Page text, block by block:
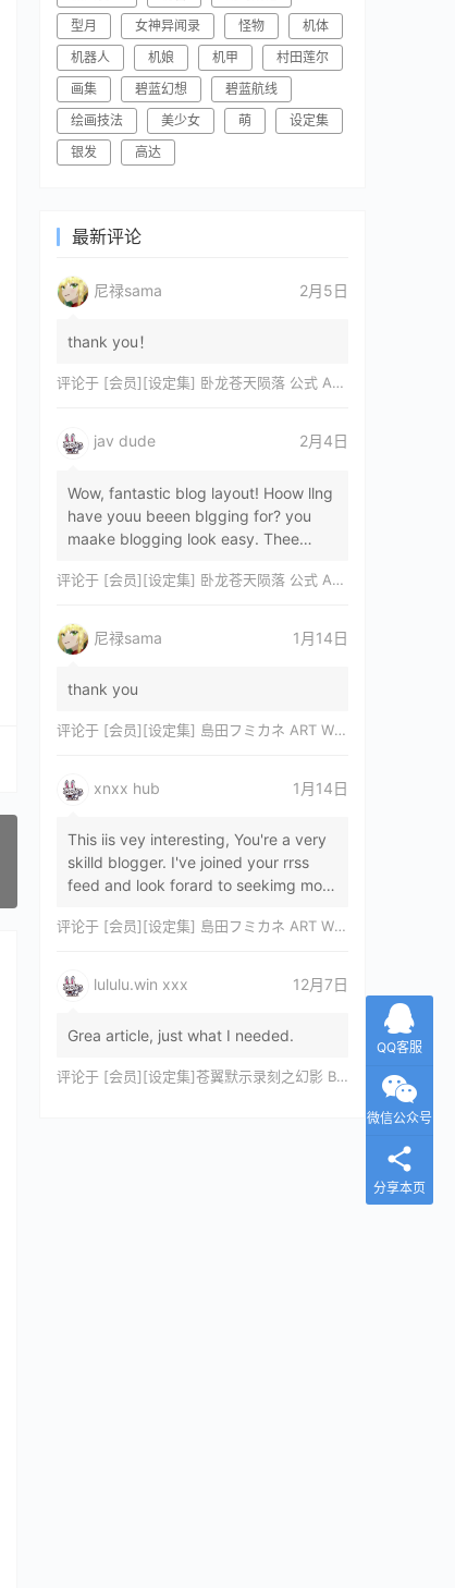
型月
女神异闻录 怪物
机体
机器人
机娘 机甲
村田莲尔
画集
碧蓝幻想
碧蓝航线
绘画技法
美少女 萌
设定集
银发
高达
最新评论
尼禄sama 2月5日
thank you！
评论于 [会员][设定集] 卧龙苍天陨落 公式 ARTWORKS[DL]
jav dude 2月4日
Wow, fantastic blog layout! Hoow llng
have youu beeen blgging for? you
maake blogging look easy. Thee
magnificent, let…
评论于 [会员][设定集] 卧龙苍天陨落 公式 ARTWORKS[DL]
尼禄sama 1月14日
thank you
评论于 [会员][设定集] 島田フミカネ ART WORKS EXTRA Luminous Witches[DL]
xnxx hub 1月14日
This iis vey interesting, You're a very
skilld blogger. I've joined your rrss
feed and look forard to seekimg mor
评论于 [会员][设定集] 島田フミカネ ART WORKS EXTRA Luminous Witches[DL]
lululu.win xxx 12月7日
Grea article, just what I needed.
评论于 [会员][设定集]苍翼默示录刻之幻影 BLAZBLUE CHRONOPHANTASMA 公式設定資料集II
QQ客服
微信公众号
分享本页